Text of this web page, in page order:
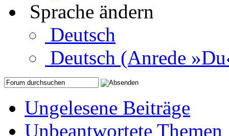
Sprache ändern
Deutsch
Deutsch (Anrede
Ungelesene Beiträge
Unbeantwortete Themen